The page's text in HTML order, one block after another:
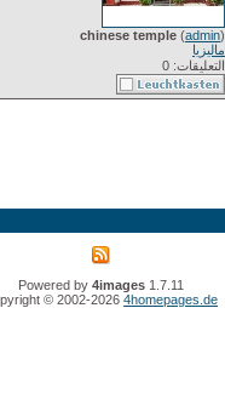
chinese temple (admin)
ماليزيا
التعليقات: 0
Powered by 4images1.7.11
© 2002-2026 4homepages.de